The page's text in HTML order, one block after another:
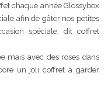
chaque année Glossybox
afin de gâter nos petites
spéciale, dit coffret
mais avec des roses dans
un joli coffret à garder